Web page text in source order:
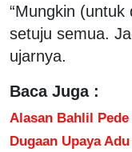
“Mungkin
setuju semua.
ujarnya.
Baca Juga :
Alasan Bahlil
Dugaan Upaya